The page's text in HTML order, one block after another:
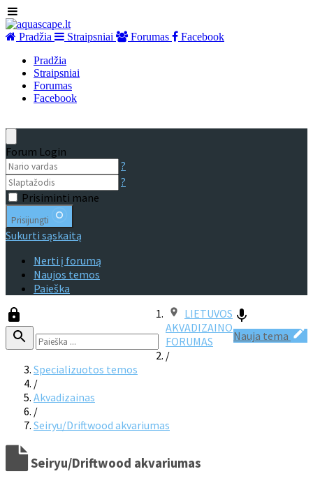
Pradžia Straipsniai Forumas
Facebook
Pradžia
Straipsniai
Forumas
Facebook
Forum Login
?
?
Prisiminti mane
Prisijungti
Sukurti sąskaitą
Nerti į forumą
Naujos temos
Paieška
Nauja tema
LIETUVOS
AKVADIZAINO
FORUMAS
/
Specializuotos temos
/
Akvadizainas
/
Seiryu/Driftwood akvariumas
Seiryu/Driftwood akvariumas